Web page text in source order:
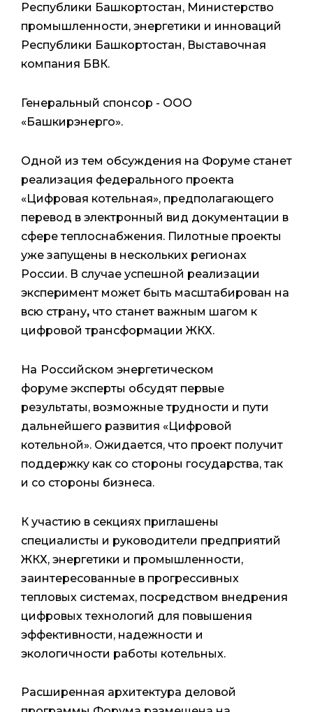
Республики Башкортостан, Министерство
промышленности, энергетики и инноваций
Республики Башкортостан, Выставочная
компания БВК.
Генеральный спонсор - ООО
«Башкирэнерго».
Одной из тем обсуждения на Форуме станет
реализация федерального проекта
«Цифровая котельная», предполагающего
перевод в электронный вид документации в
сфере теплоснабжения. Пилотные проекты
уже запущены в нескольких регионах
России. В случае успешной реализации
эксперимент может быть масштабирован на
всю страну, что станет важным шагом к
цифровой трансформации ЖКХ.
На Российском энергетическом
форуме эксперты обсудят первые
результаты, возможные трудности и пути
дальнейшего развития «Цифровой
котельной». Ожидается, что проект получит
поддержку как со стороны государства, так
и со стороны бизнеса.
К участию в секциях приглашены
специалисты и руководители предприятий
ЖКХ, энергетики и промышленности,
заинтересованные в прогрессивных
тепловых системах, посредством внедрения
цифровых технологий для повышения
эффективности, надежности и
экологичности работы котельных.
Расширенная архитектура деловой